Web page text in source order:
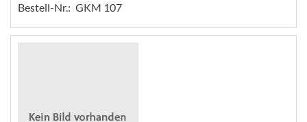
Bestell-Nr.: GKM 107